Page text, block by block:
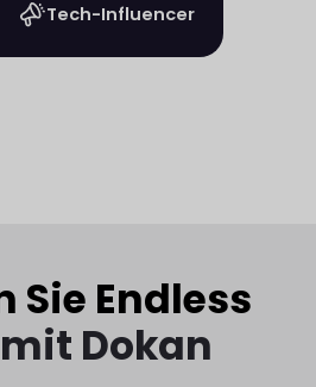
Tech-Influencer
Sie Endless
Dokan